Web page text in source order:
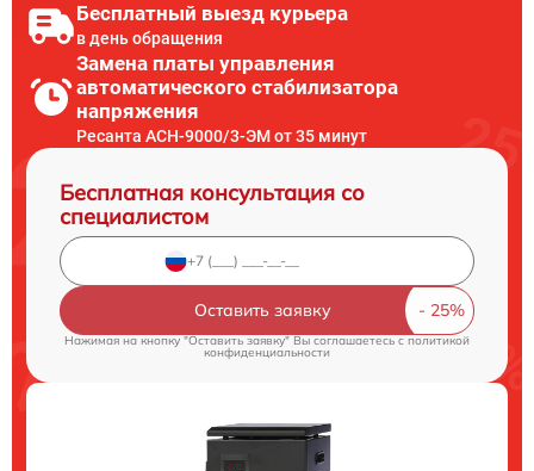
Бесплатный выезд курьера
в день обращения
Замена платы управления
автоматического стабилизатора
напряжения
Ресанта АСН-9000/3-ЭМ от 35 минут
Бесплатная консультация со
специалистом
Оставить заявку
Нажимая на кнопку "Оставить заявку" Вы соглашаетесь cполитикой
конфиденциальности